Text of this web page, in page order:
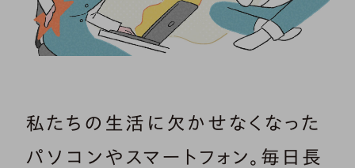
私たちの生活に欠かせなくなった
パソコンやスマートフォン。毎日長